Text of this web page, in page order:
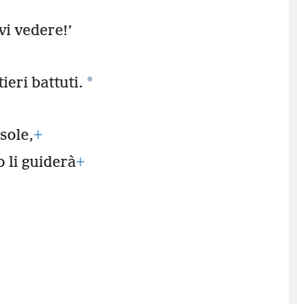
vedere!’
battuti. *
+
li guiderà+